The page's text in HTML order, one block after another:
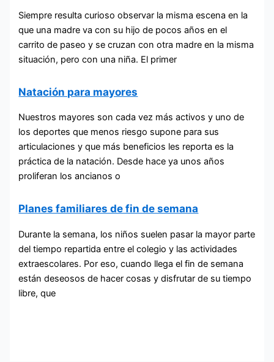
Siempre resulta curioso observar la misma escena en la
que una madre va con su hijo de pocos años en el
carrito de paseo y se cruzan con otra madre en la misma
situación, pero con una niña. El primer
Natación para mayores
Nuestros mayores son cada vez más activos y uno de
los deportes que menos riesgo supone para sus
articulaciones y que más beneficios les reporta es la
práctica de la natación. Desde hace ya unos años
proliferan los ancianos o
Planes familiares de fin de semana
Durante la semana, los niños suelen pasar la mayor parte
del tiempo repartida entre el colegio y las actividades
extraescolares. Por eso, cuando llega el fin de semana
están deseosos de hacer cosas y disfrutar de su tiempo
libre, que